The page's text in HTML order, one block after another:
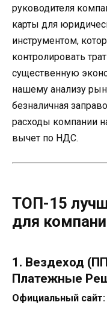
руководителя
карты для
инструментом,
контролировать
существенную
нашему анализу
безналичная
расходы компании
вычет по НДС.
ТОП-15
для
1. Вездеход
Платежные
Официальный сайт: